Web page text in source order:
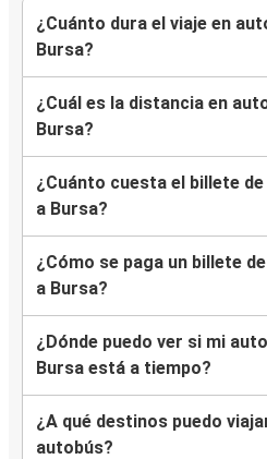
¿Cuánto dura el viaje en
Bursa?
¿Cuál es la distancia en
Bursa?
¿Cuánto cuesta el billete de
a Bursa?
¿Cómo se paga un billete
a Bursa?
¿Dónde puedo ver si mi
Bursa está a tiempo?
¿A qué destinos puedo
autobús?